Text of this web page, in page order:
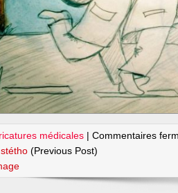
médicales |Commentaires
(Previous Post)